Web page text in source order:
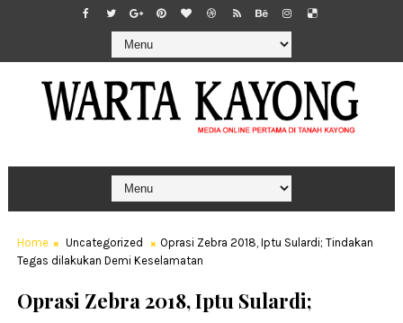
Home Uncategorized
Oprasi Zebra 2018, Iptu Sulardi; Tindakan
Tegas dilakukan Demi Keselamatan
Oprasi Zebra 2018, Iptu Sulardi;